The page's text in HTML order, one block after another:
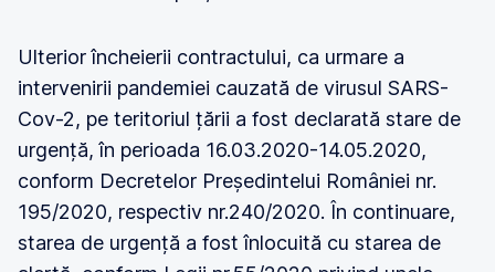
Ulterior încheierii contractului, ca urmare a
intervenirii pandemiei cauzată de virusul SARS-
Cov-2, pe teritoriul țării a fost declarată stare de
urgență, în perioada 16.03.2020-14.05.2020,
conform Decretelor Președintelui României nr.
195/2020, respectiv nr.240/2020. În continuare,
starea de urgență a fost înlocuită cu starea de